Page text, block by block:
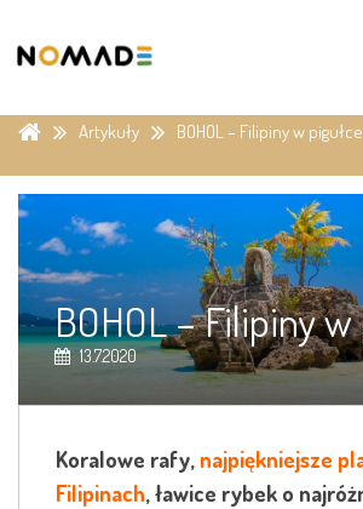
Artykuły BOHOL – Filipiny w pigułce
BOHOL – Filipiny
13.7.2020
Koralowe rafy, najpiękniejsze
Filipinach, ławice rybek o